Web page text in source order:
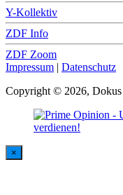
Y-Kollektiv
ZDF Info
ZDF Zoom
Impressum | Datenschutz
Copyright © 2026, Dokus
×